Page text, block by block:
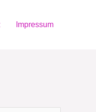
Impressum